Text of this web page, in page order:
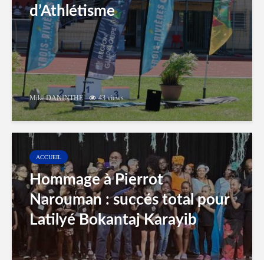
d’Athlétisme
Mike DANINTHE 43 views
ACCUEIL
Hommage à Pierrot
Narouman : succés total pour
Latilyé Bokantaj Karayib